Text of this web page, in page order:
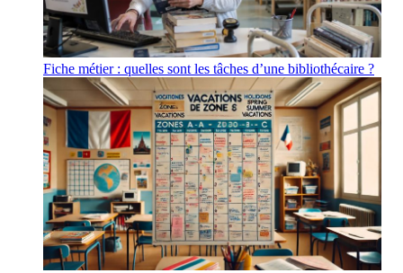
Fiche métier : quelles sont les tâches d’une bibliothécaire ?